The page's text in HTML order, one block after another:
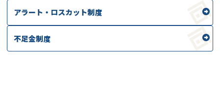
アラート・ロスカット制度
不足金制度